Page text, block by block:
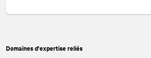
Domaines d'expertise reliés